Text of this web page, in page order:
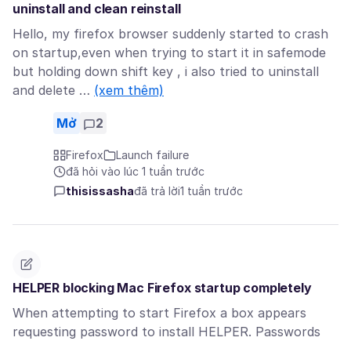
uninstall and clean reinstall
Hello, my firefox browser suddenly started to crash
on startup,even when trying to start it in safemode
but holding down shift key , i also tried to uninstall
and delete … (xem thêm)
Mở 2
Firefox
Launch failure
đã hỏi vào lúc 1 tuần trước
thisissashađã trả lời1 tuần trước
HELPER blocking Mac Firefox startup completely
When attempting to start Firefox a box appears
requesting password to install HELPER. Passwords